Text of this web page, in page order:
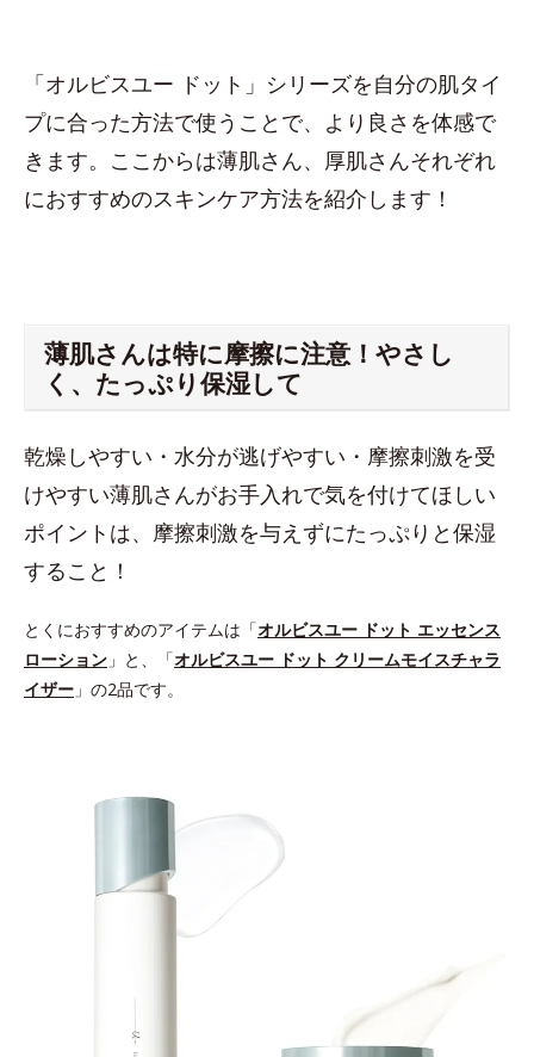
「オルビスユー ドット」シリーズを自分の肌タイ
プに合った方法で使うことで、より良さを体感で
きます。ここからは薄肌さん、厚肌さんそれぞれ
におすすめのスキンケア方法を紹介します！
薄肌さんは特に摩擦に注意！やさし
く、たっぷり保湿して
乾燥しやすい・水分が逃げやすい・摩擦刺激を受
けやすい薄肌さんがお手入れで気を付けてほしい
ポイントは、摩擦刺激を与えずにたっぷりと保湿
すること！
とくにおすすめのアイテムは「オルビスユー ドット エッセンス
ローション 」と、「オルビスユー ドット クリームモイスチャラ
イザー 」の2品です。